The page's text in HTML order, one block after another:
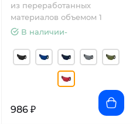
из переработанных
материалов объемом 1
В наличии-
986 ₽